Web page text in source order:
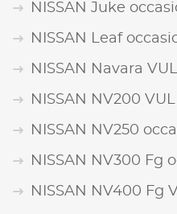
NISSAN Juke
NISSAN Leaf
NISSAN Navara
NISSAN NV200
NISSAN NV250
NISSAN NV300 Fg
NISSAN NV400 Fg